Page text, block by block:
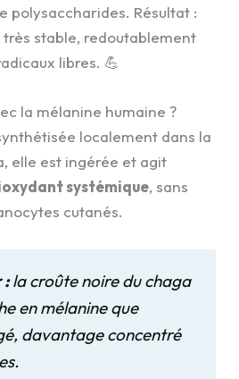
polysaccharides. Résultat :
stable, redoutablement
libres. 💪
la mélanine humaine ?
localement dans la
elle est ingérée et agit
systémique, sans
cutanés.
:la croûte noire du chaga
en mélanine que
davantage concentré